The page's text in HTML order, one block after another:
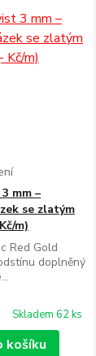
mm –
se zlatým
m)
Red Gold
doplněný
Skladem 62 ks
košíku